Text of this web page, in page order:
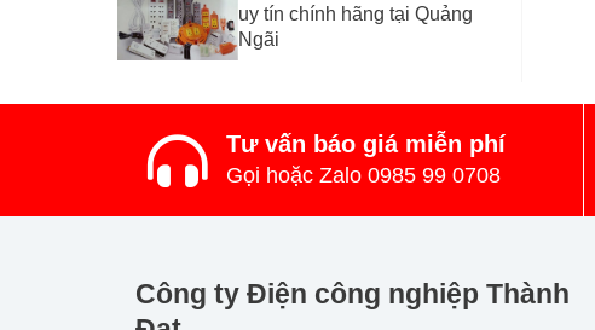
uy tín chính hãng tại Quảng
Ngãi
Tư vấn báo giá miễn phí
Gọi hoặc Zalo 0985 99 0708
Công ty Điện công nghiệp Thành